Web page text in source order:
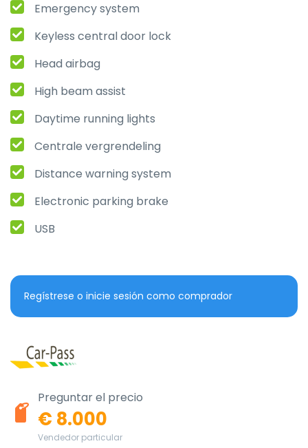
Emergency system
Keyless central door lock
Head airbag
High beam assist
Daytime running lights
Centrale vergrendeling
Distance warning system
Electronic parking brake
USB
Regístrese o inicie sesión como comprador
Preguntar el precio
€ 8.000
Vendedor particular